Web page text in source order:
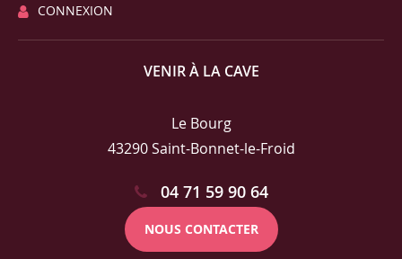
CONNEXION
VENIR À LA CAVE
Le Bourg
43290 Saint-Bonnet-le-Froid
04 71 59 90 64
NOUS CONTACTER